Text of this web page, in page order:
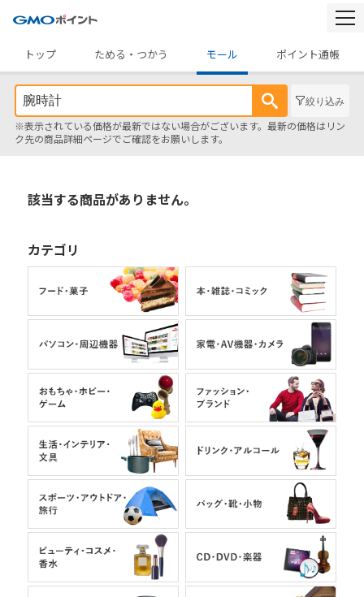
トップ
ためる・つかう モール ポイント通帳
絞り込み
※表示されている価格が最新ではない場合がございます。最新の価格はリン
ク先の商品詳細ページでご確認をお願いします。
該当する商品がありません。
カテゴリ